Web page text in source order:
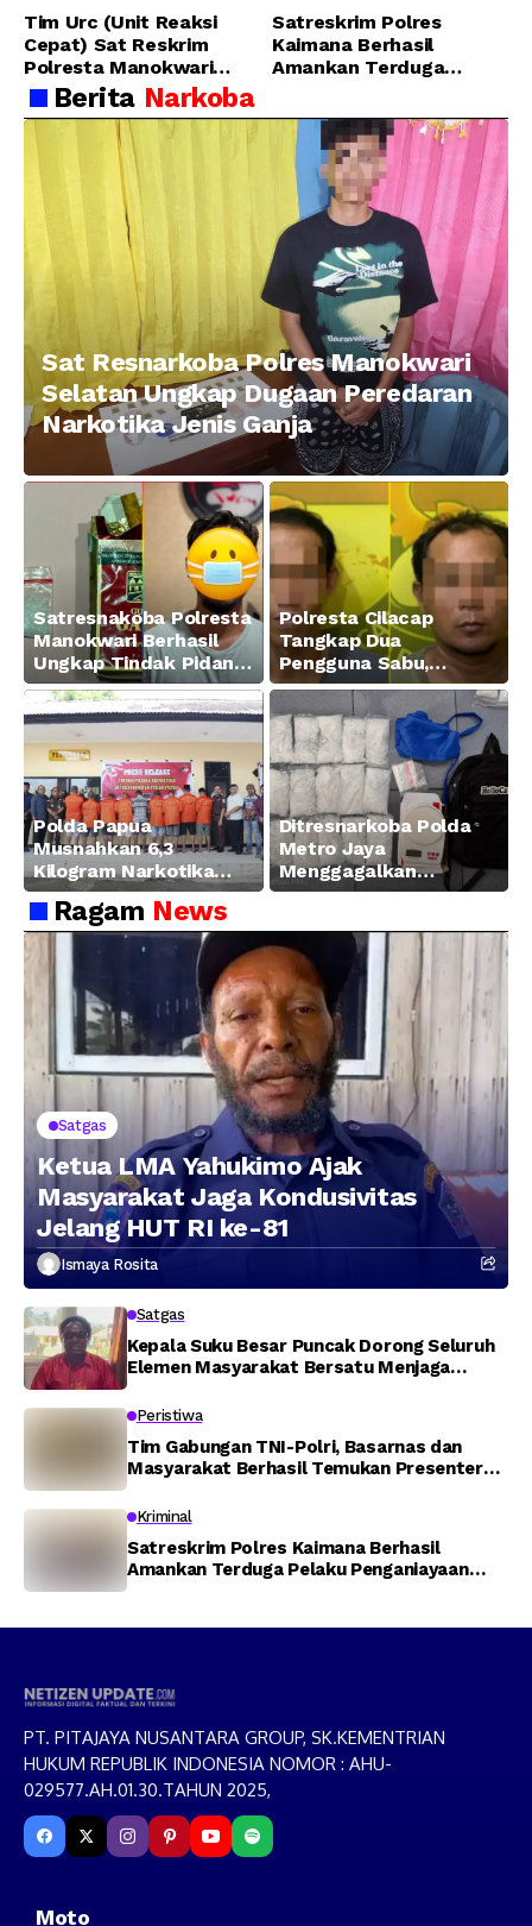
Tim Urc (Unit Reaksi
Cepat) Sat Reskrim
Polresta Manokwari
Berhasil Tangkap 2
Pelaku Pengeroyokan di
Taman Ria kab.
Manokwari
Satreskrim Polres
Kaimana Berhasil
Amankan Terduga
Menggunakan Senjata
Tajam
Berita Narkoba
Sat Resnarkoba Polres Manokwari
Selatan Ungkap Dugaan Peredaran
Narkotika Jenis Ganja
Satresnakoba Polresta
Manokwari Berhasil
Ungkap Tindak Pidana
Narkotika Golongan I
Jenis Sabu di Jalan
Swapen Perkebunan
Manokwari
Polresta Cilacap
Tangkap Dua
Pengguna Sabu,
Amankan Paket 0,34
Gram
Polda Papua
Musnahkan 6,3
Kilogram Narkotika
Hasil Pengungkapan
Jaringan Lintas
Wilayah Februari 2026
Ditresnarkoba Polda
Metro Jaya
Menggagalkan
Peredaran Sabu 5,3 Kg
Ragam News
Satgas
Ketua LMA Yahukimo Ajak
Masyarakat Jaga Kondusivitas
Jelang HUT RI ke-81
Ismaya Rosita
Satgas
Kepala Suku Besar Puncak Dorong Seluruh
Elemen Masyarakat Bersatu Menjaga
Peristiwa
Tim Gabungan TNI-Polri, Basarnas dan
Masyarakat Berhasil Temukan Presenter
Memti
Kriminal
Satreskrim Polres Kaimana Berhasil
Amankan Terduga Pelaku Penganiayaan
PT. PITAJAYA NUSANTARA GROUP, SK.KEMENTRIAN
HUKUM REPUBLIK INDONESIA NOMOR : AHU-
029577.AH.01.30.TAHUN 2025,
Moto